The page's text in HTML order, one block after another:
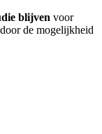
blijven voor
de mogelijkheid